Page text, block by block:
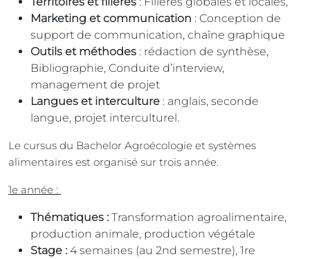
Marketing et communication : Conception de
support de communication, chaîne graphique
Outils et méthodes : rédaction de synthèse,
Bibliographie, Conduite d’interview,
management de projet
Langues et interculture : anglais, seconde
langue, projet interculturel.
Le cursus du Bachelor Agroécologie et systèmes
alimentaires est organisé sur trois année.
1e année :
Thématiques : Transformation agroalimentaire,
production animale, production végétale
Stage : 4 semaines (au 2nd semestre), 1re